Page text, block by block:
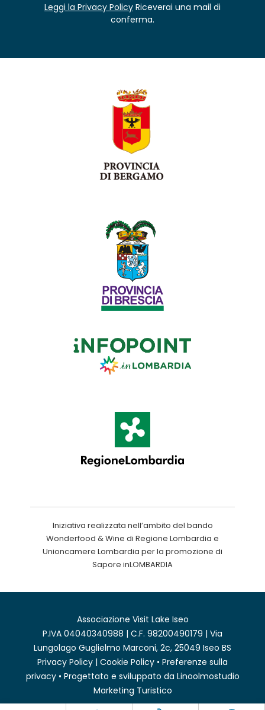
Leggi la Privacy Policy Riceverai una mail di
conferma.
Iniziativa realizzata nell’ambito del bando
Wonderfood & Wine di Regione Lombardia e
Unioncamere Lombardia per la promozione di
Sapore inLOMBARDIA
Associazione Visit Lake Iseo
P.IVA 04040340988 | C.F. 98200490179 | Via
Lungolago Guglielmo Marconi, 2c, 25049 Iseo BS
Privacy Policy | Cookie Policy • Preferenze sulla
privacy• Progettato e sviluppato da Linoolmostudio
Marketing Turistico